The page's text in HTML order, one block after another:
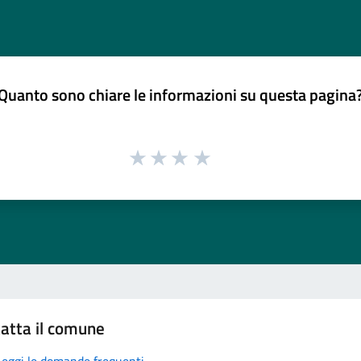
sono chiare le informazioni su questa
il comune